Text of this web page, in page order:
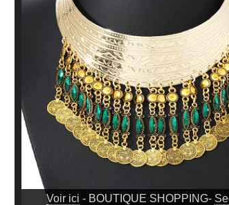
Voir ici - BOUTIQUE SHOPPING-